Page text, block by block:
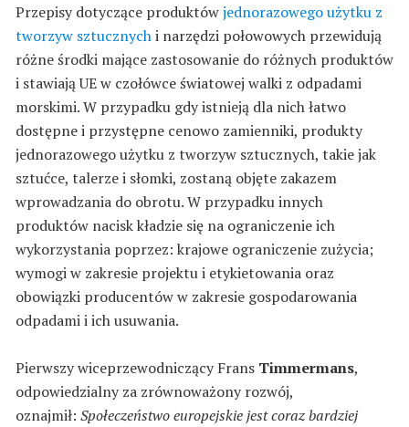
Przepisy dotyczące produktówjednorazowego użytku z
tworzyw sztucznychi narzędzi połowowych przewidują
różne środki mające zastosowanie do różnych produktów
i stawiają UE w czołówce światowej walki z odpadami
morskimi. W przypadku gdy istnieją dla nich łatwo
dostępne i przystępne cenowo zamienniki, produkty
jednorazowego użytku z tworzyw sztucznych, takie jak
sztućce, talerze i słomki, zostaną objęte zakazem
wprowadzania do obrotu. W przypadku innych
produktów nacisk kładzie się na ograniczenie ich
wykorzystania poprzez: krajowe ograniczenie zużycia;
wymogi w zakresie projektu i etykietowania oraz
obowiązki producentów w zakresie gospodarowania
odpadami i ich usuwania.
Pierwszy wiceprzewodniczący Frans Timmermans,
odpowiedzialny za zrównoważony rozwój,
oznajmił: Społeczeństwo europejskie jest coraz bardziej